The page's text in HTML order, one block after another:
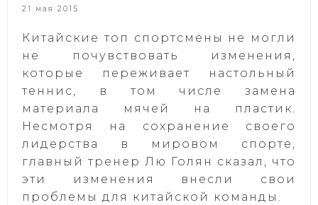
21 мая 2015
Китайские топ спортсмены не могли
не почувствовать изменения,
которые переживает настольный
теннис, в том числе замена
материала мячей на пластик.
Несмотря на сохранение своего
лидерства в мировом спорте,
главный тренер Лю Голян сказал, что
эти изменения внесли свои
проблемы для китайской команды.